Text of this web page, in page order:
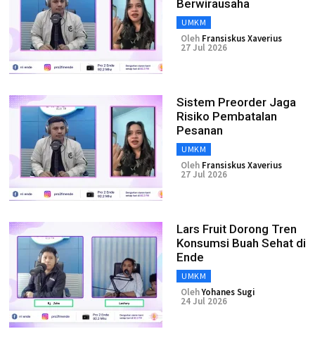
Berwirausaha
UMKM
Oleh Fransiskus Xaverius
27 Jul 2026
Sistem Preorder Jaga
Risiko Pembatalan
Pesanan
UMKM
Oleh Fransiskus Xaverius
27 Jul 2026
Lars Fruit Dorong Tren
Konsumsi Buah Sehat di
Ende
UMKM
OlehYohanes Sugi
24 Jul 2026